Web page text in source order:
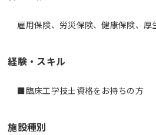
雇用保険、労災保険、健康保険、厚
経験・スキル
■臨床工学技士資格をお持ちの方
施設種別